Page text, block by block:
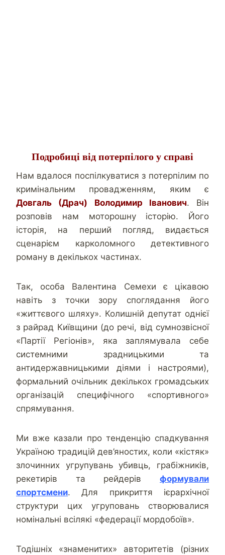
Подробиці від потерпілого у справі
Нам вдалося поспілкуватися з потерпілим по
кримінальним провадженням, яким є
Довгаль (Драч) Володимир Іванович. Він
розповів нам моторошну історію. Його
історія, на перший погляд, видається
сценарієм карколомного детективного
роману в декількох частинах.
Так, особа Валентина Семехи є цікавою
навіть з точки зору споглядання його
«життєвого шляху». Колишній депутат однієї
з райрад Київщини (до речі, від сумнозвісної
«Партії Регіонів», яка заплямувала себе
системними зрадницькими та
антидержавницькими діями і настроями),
формальний очільник декількох громадських
організацій специфічного «спортивного»
спрямування.
Ми вже казали про тенденцію спадкування
Україною традицій дев’яностих, коли «кістяк»
злочинних угрупувань убивць, грабіжників,
рекетирів та рейдерів формували
спортсмени. Для прикриття ієрархічної
структури цих угруповань створювалися
номінальні всілякі «федерації мордобоїв».
Тодішніх «знаменитих» авторитетів (різних